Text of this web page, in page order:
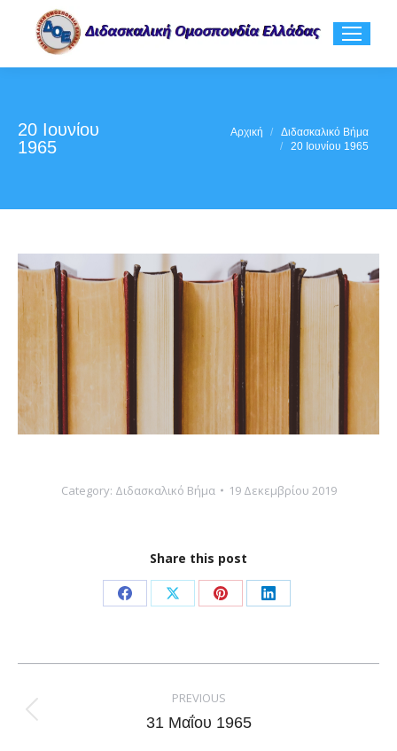
20 Ιουνίου
1965
Αρχική
Διδασκαλικό Βήμα
20 Ιουνίου 1965
Category: Διδασκαλικό Βήμα 19 Δεκεμβρίου 2019
Share this post
Share
Facebook
Share
X
Share
Pinterest
Share
LinkedIn
navigation
PREVIOUS
Previous
31 Μαΐου 1965